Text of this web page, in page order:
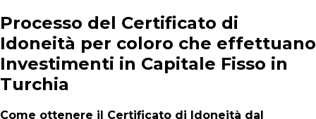
Processo del Certificato di
Idoneità per coloro che effettuano
Investimenti in Capitale Fisso in
Turchia
Come ottenere il Certificato di Idoneità dal